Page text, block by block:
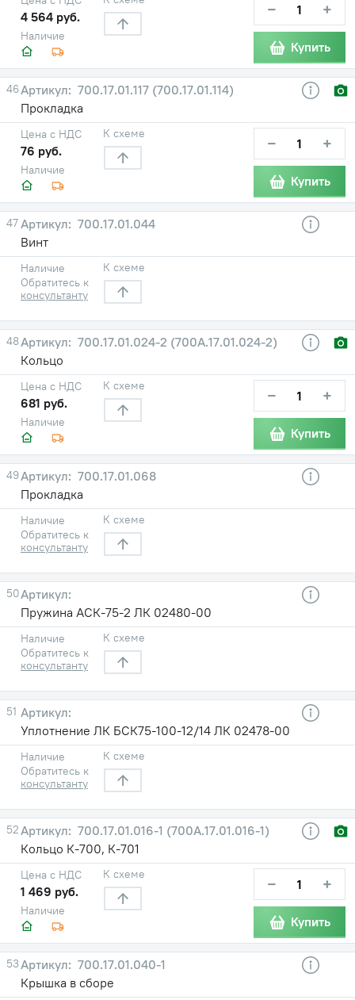
Наличие
4 564 руб. − +
Купить
46
700.17.01.117 (700.17.01.114)
Прокладка
Наличие
Цена с НДС
76 руб.
К схеме − +
Купить
47
700.17.01.044
Винт
Наличие
Обратитесь к
консультанту
К схеме
48
700.17.01.024-2 (700А.17.01.024-2)
Кольцо
Наличие
Цена с НДС
681 руб.
К схеме − +
Купить
49
700.17.01.068
Прокладка
Наличие
Обратитесь к
консультанту
К схеме
50
Пружина АСК-75-2 ЛК 02480-00
Наличие
Обратитесь к
консультанту
К схеме
51
Уплотнение ЛК БСК75-100-12/14 ЛК 02478-00
Наличие
Обратитесь к
консультанту
К схеме
52
700.17.01.016-1 (700А.17.01.016-1)
Кольцо К-700, К-701
Наличие
Цена с НДС
1 469 руб.
К схеме − +
Купить
53
700.17.01.040-1
Крышка в сборе